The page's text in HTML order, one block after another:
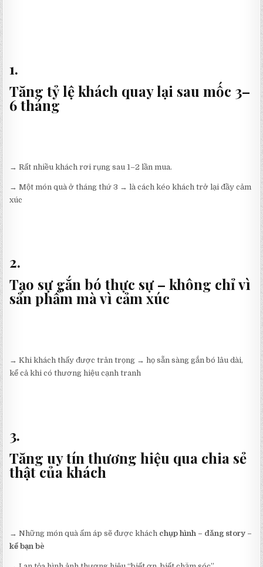
1.
Tăng tỷ lệ khách quay lại sau mốc 3–
6 tháng
→ Rất nhiều khách rơi rụng sau 1–2 lần mua.
→ Một món quà ở tháng thứ 3 → là cách kéo khách trở lại đầy cảm
xúc
2.
Tạo sự gắn bó thực sự – không chỉ vì
sản phẩm mà vì cảm xúc
→ Khi khách thấy được trân trọng → họ sẵn sàng gắn bó lâu dài,
kể cả khi có thương hiệu cạnh tranh
3.
Tăng uy tín thương hiệu qua chia sẻ
thật của khách
→ Những món quà ấm áp sẽ được khách chụp hình – đăng story –
kể bạn bè